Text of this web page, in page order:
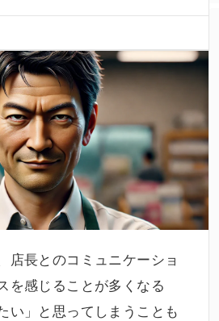
店長とのコミュニケーショ
を感じることが多くなる
い」と思ってしまうことも